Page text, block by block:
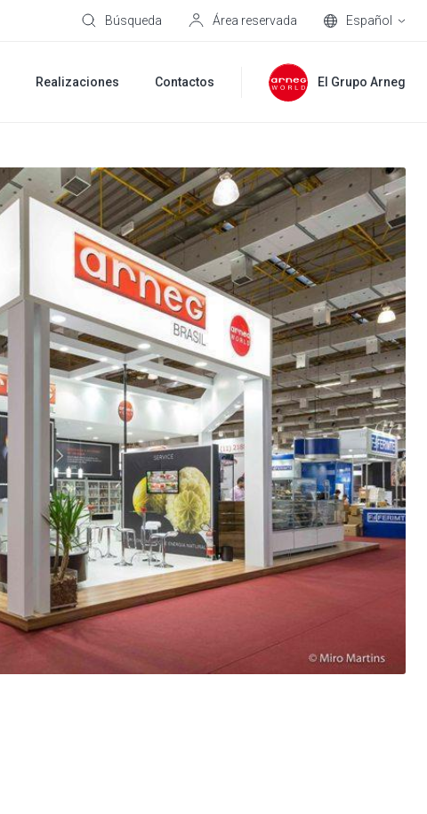
Búsqueda Área reservada Español
Realizaciones Contactos El Grupo Arneg